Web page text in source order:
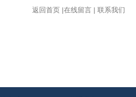
返回首页 |在线留言 | 联系我们